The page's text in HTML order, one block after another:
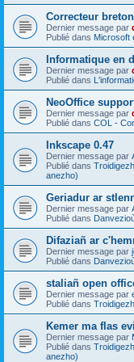
Correcteur
Dernier message par
Publié dans Microsoft
Informatique en
Dernier message par
Publié dans
NeoOffice
Dernier message par
Publié dans COL -
Inkscape 0.47
Dernier message par
Publié dans
anezho)
Geriadur ar
Dernier message par
Publié dans
Difaziañ ar
Dernier message par
Publié dans
staliañ open
Dernier message par
Publié dans
Kemer ma flas
Dernier message par
Publié dans
anezho)